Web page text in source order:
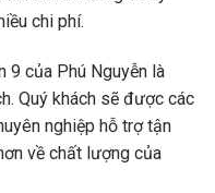
chi phí.
9 của Phú Nguyễn là
Quý khách sẽ được các
nghiệp hỗ trợ tận
về chất lượng của